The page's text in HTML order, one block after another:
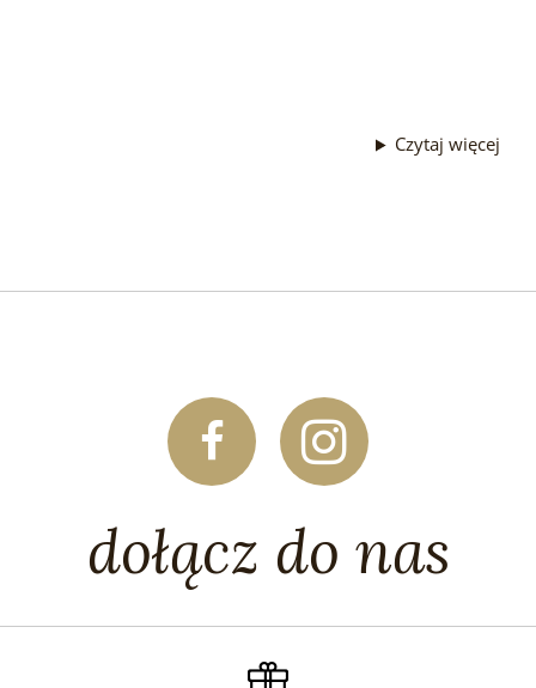
Czytaj więcej
dołącz do nas